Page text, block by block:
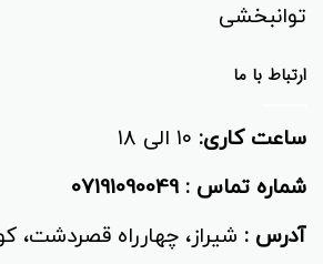
توانبخشی‌
ارتباط با ما
ساعت کاری:
شماره تماس :
آدرس : شیراز، چهارراه قصردشت، کوچه 99،